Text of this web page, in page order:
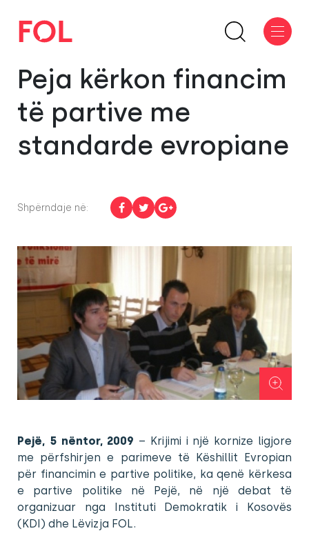
Peja kërkon financim
të partive me
standarde evropiane
Shpërndaje në:
Pejë, 5 nëntor, 2009 – Krijimi i një kornize ligjore
me përfshirjen e parimeve të Këshillit Evropian
për financimin e partive politike, ka qenë kërkesa
e partive politike në Pejë, në një debat të
organizuar nga Instituti Demokratik i Kosovës
(KDI) dhe Lëvizja FOL.